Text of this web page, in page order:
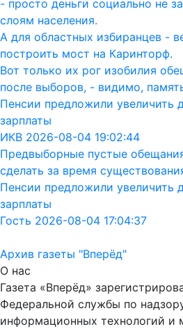
- просто деньги социально не
слоям населения.
А для областных избиранцев -
построить мост на Каринторф.
Вот только их рог изобилия
после выборов, - видимо,
Пенсии предложили увеличить
зарплаты
ИКВ 2026-08-04 19:02:44
Предвыборные пустые
сделать за время
Пенсии предложили увеличить
зарплаты
Гость 2026-08-04 17:04:37
Архив газеты "Вперёд"
О нас
Газета «Вперёд»
Федеральной службы по
информационных технологий и